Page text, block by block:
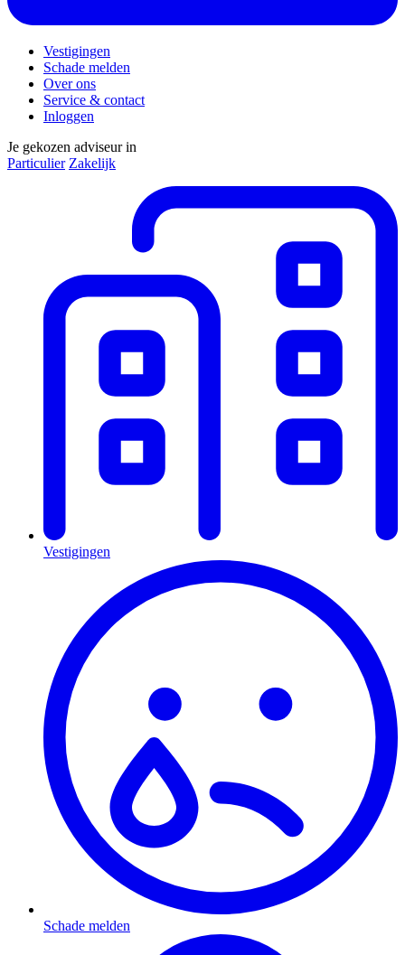
Vestigingen
Schade melden
Over ons
Service & contact
Inloggen
Je gekozen adviseur in
Particulier Zakelijk
Vestigingen
Schade melden